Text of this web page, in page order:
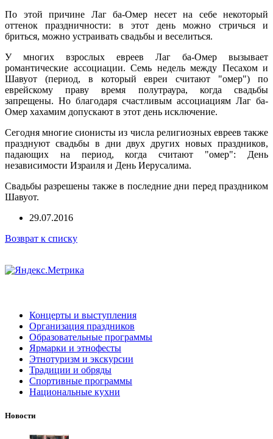
По этой причине Лаг ба-Омер несет на себе некоторый
оттенок праздничности: в этот день можно стричься и
бриться, можно устраивать свадьбы и веселиться.
У многих взрослых евреев Лаг ба-Омер вызывает
романтические ассоциации. Семь недель между Песахом и
Шавуот (период, в который евреи считают "омер") по
еврейскому праву время полутраура, когда свадьбы
запрещены. Но благодаря счастливым ассоциациям Лаг ба-
Омер хахамим допускают в этот день исключение.
Сегодня многие сионисты из числа религиозных евреев также
празднуют свадьбы в дни двух других новых праздников,
падающих на период, когда считают "омер": День
независимости Израиля и День Иерусалима.
Свадьбы разрешены также в последние дни перед праздником
Шавуот.
29.07.2016
Возврат к списку
Концерты и выступления
Организация праздников
Образовательные программы
Ярмарки и этнофесты
Этнотуризм и экскурсии
Традиции и обряды
Спортивные программы
Национальные кухни
Новости